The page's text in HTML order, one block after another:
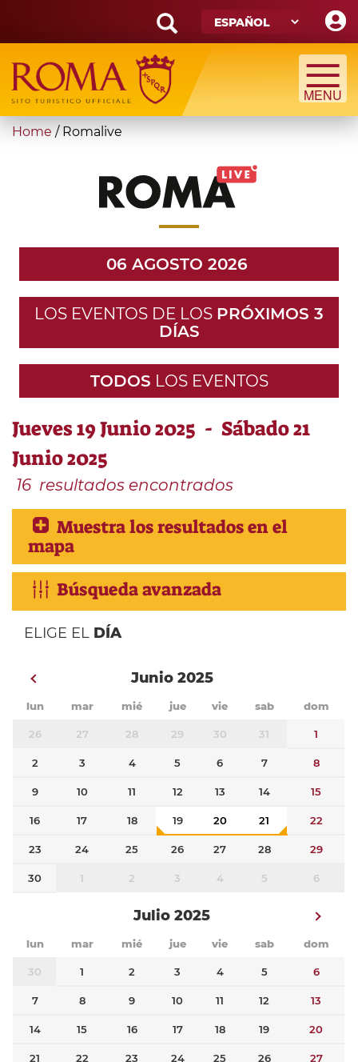
main
content
Search
form
Búsqueda
You
Home / Romalive
06 AGOSTO 2026
LOS EVENTOS DE LOS PRÓXIMOS 3
DÍAS
TODOS LOS EVENTOS
Jueves 19 Junio 2025 - Sábado 21
Junio 2025
16 resultados encontrados
Muestra los resultados en el
mapa
Búsqueda avanzada
ELIGE EL DÍA
Junio 2025
lun mar mié jue vie sab dom
26 27 28 29 30 31 1
2 3 4 5 6 7 8
9 10 11 12 13 14 15
16 17 18 19 20 21 22
23 24 25 26 27 28 29
30 1 2 3 4 5 6
Julio 2025
lun mar mié jue vie sab dom
30 1 2 3 4 5 6
7 8 9 10 11 12 13
14 15 16 17 18 19 20
21 22 23 24 25 26 27